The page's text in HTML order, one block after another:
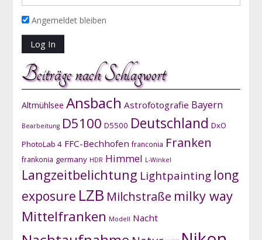
Angemeldet bleiben
Beiträge nach Schlagwort
Altmühlsee Ansbach Astrofotografie Bayern
Bearbeitung D5100 D5500 Deutschland DxO
PhotoLab 4 FFC-Bechhofen franconia Franken
frankonia germany HDR Himmel L-Winkel
Langzeitbelichtung Lightpainting long
exposure LZB Milchstraße milky way
Mittelfranken Modell Nacht